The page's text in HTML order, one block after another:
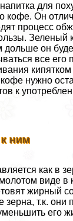
для
кофе. Он
процесс
Зеленый
дольше он
все его
кипятком
нужно
к
ним
как в
виде в
жирный
т.к. они
его